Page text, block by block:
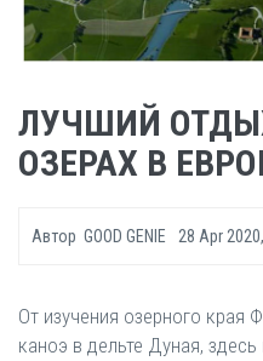
ЛУЧШИЙ
ОЗЕРАХ В
Автор GOOD GENIE 28 Apr
От изучения озерного края
каноэ в дельте Дуная,